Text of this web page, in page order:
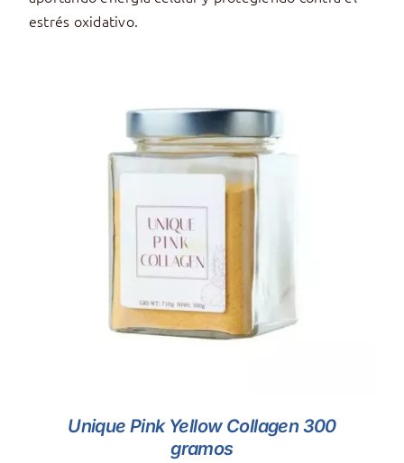
estrés oxidativo.
AÑADIR AL CARRITO DETALLES
Unique Pink Yellow Collagen 300
gramos